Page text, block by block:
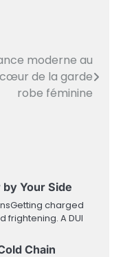
moderne au
cœur de la garde
robe féminine
Your Side
charged
frightening. A DUI
Chain